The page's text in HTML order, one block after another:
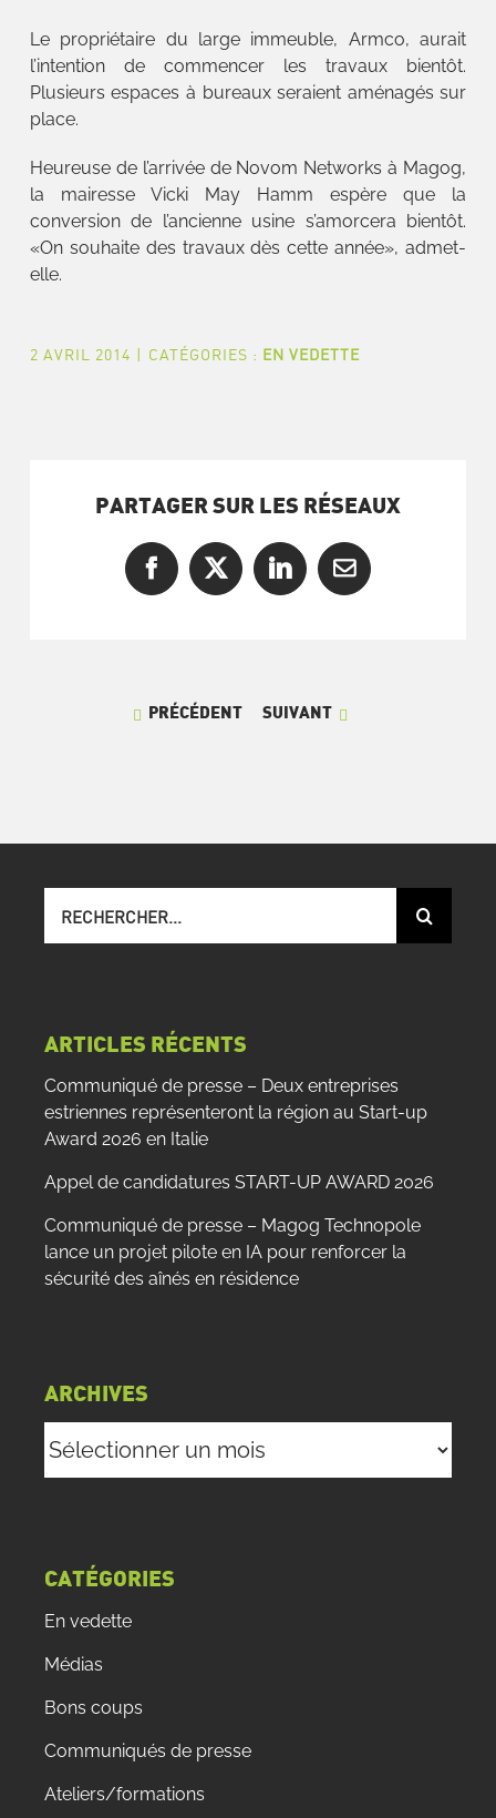
Le propriétaire du large immeuble, Armco, aurait
l’intention de commencer les travaux bientôt.
Plusieurs espaces à bureaux seraient aménagés sur
place.
Heureuse de l’arrivée de Novom Networks à Magog,
la mairesse Vicki May Hamm espère que la
conversion de l’ancienne usine s’amorcera bientôt.
«On souhaite des travaux dès cette année», admet-
elle.
2 AVRIL 2014 | CATÉGORIES : EN VEDETTE
PARTAGER SUR LES RÉSEAUX
Facebook
X LinkedInCourriel
PRÉCÉDENT SUIVANT
sur
ARTICLES RÉCENTS
Communiqué de presse – Deux entreprises
estriennes représenteront la région au Start-up
Award 2026 en Italie
Appel de candidatures START-UP AWARD 2026
Communiqué de presse – Magog Technopole
lance un projet pilote en IA pour renforcer la
sécurité des aînés en résidence
ARCHIVES
CATÉGORIES
En vedette
Médias
Bons coups
Communiqués de presse
Ateliers/formations